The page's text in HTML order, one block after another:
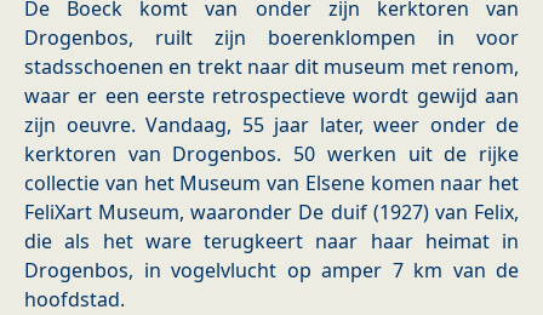
De Boeck komt van onder zijn kerktoren van
Drogenbos, ruilt zijn boerenklompen in voor
stadsschoenen en trekt naar dit museum met renom,
waar er een eerste retrospectieve wordt gewijd aan
zijn oeuvre. Vandaag, 55 jaar later, weer onder de
kerktoren van Drogenbos. 50 werken uit de rijke
collectie van het Museum van Elsene komen naar het
FeliXart Museum, waaronder De duif (1927) van Felix,
die als het ware terugkeert naar haar heimat in
Drogenbos, in vogelvlucht op amper 7 km van de
hoofdstad.